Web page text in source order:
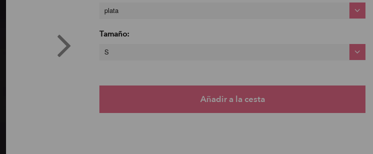
plata
Tamaño:
S